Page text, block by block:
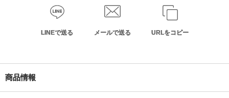
LINEで送る メールで送る URLをコピー
商品情報